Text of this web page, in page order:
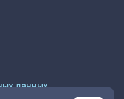
данных